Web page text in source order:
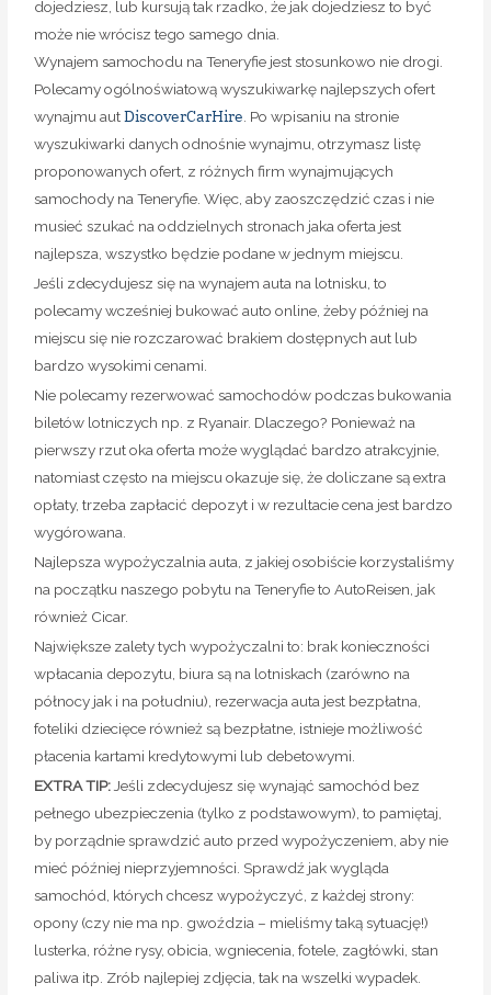
samochody na Teneryfie. Więc, aby zaoszczędzić czas i nie
musieć szukać na oddzielnych stronach jaka oferta jest
najlepsza, wszystko będzie podane w jednym miejscu.
Jeśli zdecydujesz się na wynajem auta na lotnisku, to
polecamy wcześniej bukować auto online, żeby później na
miejscu się nie rozczarować brakiem dostępnych aut lub
bardzo wysokimi cenami.
Nie polecamy rezerwować samochodów podczas bukowania
biletów lotniczych np. z Ryanair. Dlaczego? Ponieważ na
pierwszy rzut oka oferta może wyglądać bardzo atrakcyjnie,
natomiast często na miejscu okazuje się, że doliczane są extra
opłaty, trzeba zapłacić depozyt i w rezultacie cena jest bardzo
wygórowana.
Najlepsza wypożyczalnia auta, z jakiej osobiście korzystaliśmy
na początku naszego pobytu na Teneryfie to AutoReisen, jak
również Cicar.
Największe zalety tych wypożyczalni to: brak konieczności
wpłacania depozytu, biura są na lotniskach (zarówno na
północy jak i na południu), rezerwacja auta jest bezpłatna,
foteliki dziecięce również są bezpłatne, istnieje możliwość
płacenia kartami kredytowymi lub debetowymi.
EXTRA TIP:Jeśli zdecydujesz się wynająć samochód bez
pełnego ubezpieczenia (tylko z podstawowym), to pamiętaj,
by porządnie sprawdzić auto przed wypożyczeniem, aby nie
mieć później nieprzyjemności. Sprawdź jak wygląda
samochód, których chcesz wypożyczyć, z każdej strony:
opony (czy nie ma np. gwoździa – mieliśmy taką sytuację!)
lusterka, różne rysy, obicia, wgniecenia, fotele, zagłówki, stan
paliwa itp. Zrób najlepiej zdjęcia, tak na wszelki wypadek.
Niestety często firmy, próbują wykorzystać sytuację, kiedy auto
było wynajęte bez ubezpieczenia premium, i “doszukuje się
na siłę” usterek, aby potrącić klientowi z depozytu. Mieliśmy
wcześniej taką sytuację, gdzie kazali nam zapłacić za coś, co
nie było z naszej winy, także bądźcie ostrożni.
Warto również upewnić się, jakie są warunki tankowania. W
większości wypadków otrzymasz zatankowany samochód i